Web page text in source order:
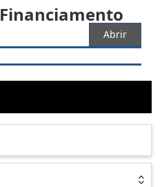
Financiamento
Abrir